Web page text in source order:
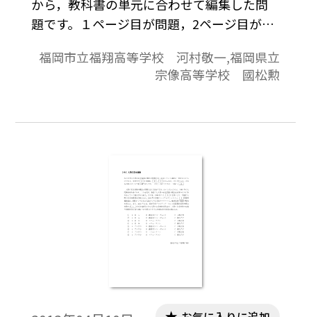
から，教科書の単元に合わせて編集した問
題です。１ページ目が問題，2ページ目が解
福岡市立福翔高等学校 河村敬一,福岡県立
宗像高等学校 國松勲